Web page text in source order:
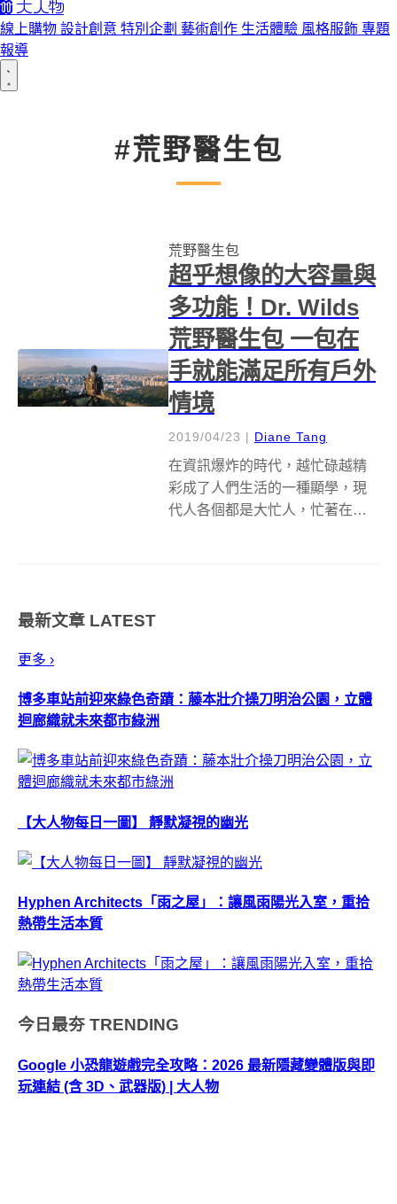
線上購物 設計創意 特別企劃 藝術創作 生活體驗 風格服飾 專題
報導
#荒野醫生包
荒野醫生包
超乎想像的大容量與
多功能！Dr. Wilds
荒野醫生包 一包在
手就能滿足所有戶外
情境
2019/04/23 | Diane Tang
在資訊爆炸的時代，越忙碌越精
彩成了人們生活的一種顯學，現
代人各個都是大忙人，忙著在職
最新文章 LATEST
更多 ›
博多車站前迎來綠色奇蹟：藤本壯介操刀明治公園，立體
迴廊織就未來都市綠洲
【大人物每日一圖】 靜默凝視的幽光
Hyphen Architects「雨之屋」：讓風雨陽光入室，重拾
熱帶生活本質
今日最夯 TRENDING
Google 小恐龍遊戲完全攻略：2026 最新隱藏變體版與即
玩連結 (含 3D、武器版) | 大人物